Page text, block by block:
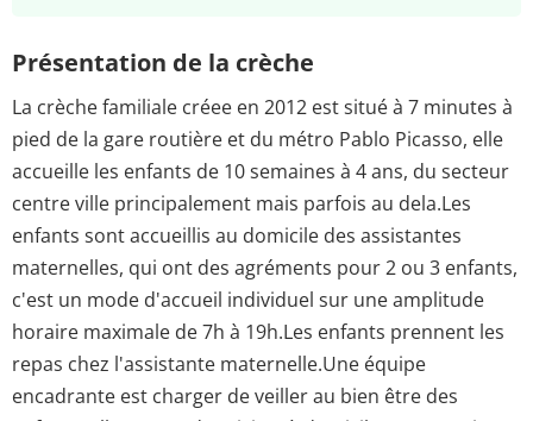
Présentation de la crèche
La crèche familiale créee en 2012 est situé à 7 minutes à
pied de la gare routière et du métro Pablo Picasso, elle
accueille les enfants de 10 semaines à 4 ans, du secteur
centre ville principalement mais parfois au dela.Les
enfants sont accueillis au domicile des assistantes
maternelles, qui ont des agréments pour 2 ou 3 enfants,
c'est un mode d'accueil individuel sur une amplitude
horaire maximale de 7h à 19h.Les enfants prennent les
repas chez l'assistante maternelle.Une équipe
encadrante est charger de veiller au bien être des